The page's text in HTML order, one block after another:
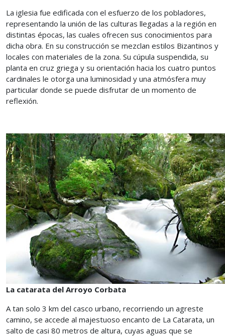
La iglesia fue edificada con el esfuerzo de los pobladores,
representando la unión de las culturas llegadas a la región en
distintas épocas, las cuales ofrecen sus conocimientos para
dicha obra. En su construcción se mezclan estilos Bizantinos y
locales con materiales de la zona. Su cúpula suspendida, su
planta en cruz griega y su orientación hacia los cuatro puntos
cardinales le otorga una luminosidad y una atmósfera muy
particular donde se puede disfrutar de un momento de
reflexión.
La catarata del Arroyo Corbata
A tan solo 3 km del casco urbano, recorriendo un agreste
camino, se accede al majestuoso encanto de La Catarata, un
salto de casi 80 metros de altura, cuyas aguas que se